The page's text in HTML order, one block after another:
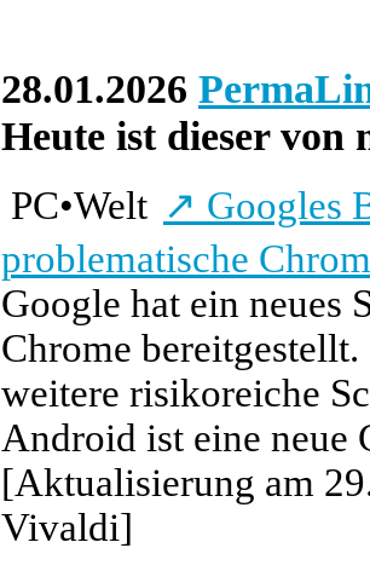
28.01.2026
Heute ist dieser von
PC•Welt ↗ Googles
problematische
Google hat ein neues
Chrome
weitere risikoreiche
Android ist eine neue
[Aktualisierung am
Vivaldi]